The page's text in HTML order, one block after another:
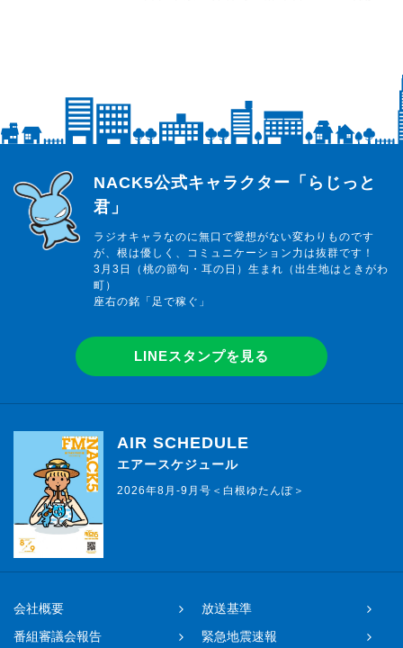
らじっと君
NACK5公式キャラクター「らじっと
君」
ラジオキャラなのに無口で愛想がない変わりものです
が、根は優しく、コミュニケーション力は抜群です！
3月3日（桃の節句・耳の日）生まれ（出生地はときがわ
町）
座右の銘「足で稼ぐ」
LINEスタンプを見る
AIR SCHEDULE
エアースケジュール
2026年8月-9月号＜白根ゆたんぽ＞
会社概要
放送基準
番組審議会報告
緊急地震速報